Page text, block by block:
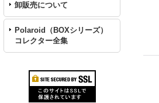
卸販売について
Polaroid（BOXシリーズ）
コレクター全集